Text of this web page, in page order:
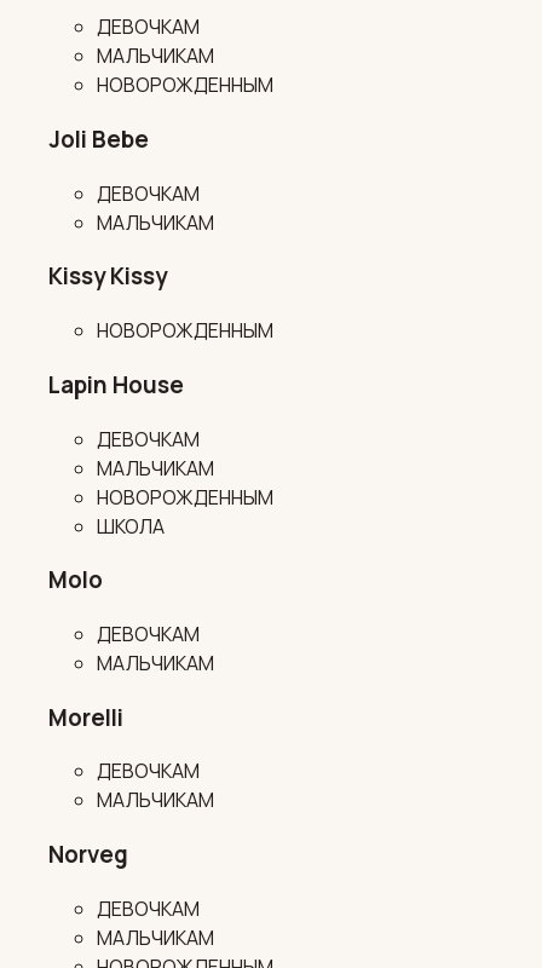
ДЕВОЧКАМ
МАЛЬЧИКАМ
НОВОРОЖДЕННЫМ
Joli Bebe
ДЕВОЧКАМ
МАЛЬЧИКАМ
Kissy Kissy
НОВОРОЖДЕННЫМ
Lapin House
ДЕВОЧКАМ
МАЛЬЧИКАМ
НОВОРОЖДЕННЫМ
ШКОЛА
Molo
ДЕВОЧКАМ
МАЛЬЧИКАМ
Morelli
ДЕВОЧКАМ
МАЛЬЧИКАМ
Norveg
ДЕВОЧКАМ
МАЛЬЧИКАМ